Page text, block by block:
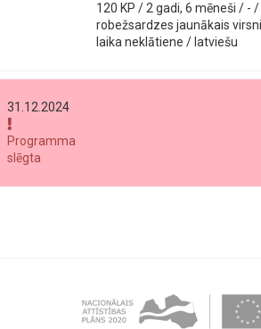
120 KP / 2 gadi, 6 mēneši / -
robežsardzes jaunākais
laika neklātiene / latviešu
31.12.2024
Programma
slēgta